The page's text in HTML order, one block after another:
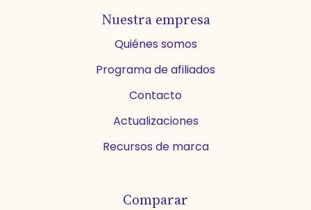
Nuestra empresa
Quiénes somos
Programa de afiliados
Contacto
Actualizaciones
Recursos de marca
Comparar